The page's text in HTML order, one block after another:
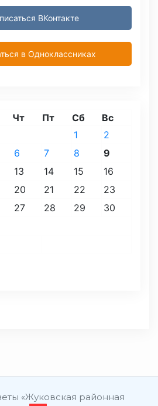
ВКонтакте
в Одноклассниках
Чт Пт Сб Вс
1
2
6 7 8
9
13 14 15
16
20 21 22
23
27 28 29
30
«Жуковская районная